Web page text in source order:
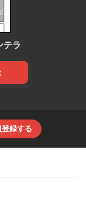
ラ
録する